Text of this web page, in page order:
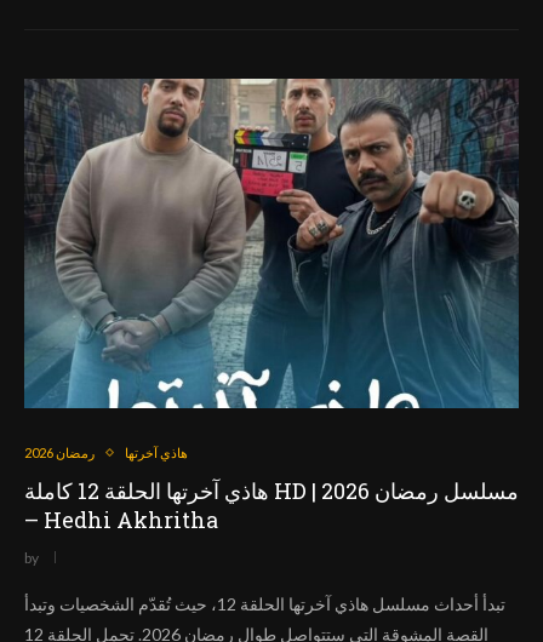
رمضان 2026 هاذي آخرتها
هاذي آخرتها الحلقة 12 كاملة HD | مسلسل رمضان 2026
– Hedhi Akhritha
by
تبدأ أحداث مسلسل هاذي آخرتها الحلقة 12، حيث تُقدّم الشخصيات وتبدأ
القصة المشوقة التي ستتواصل طوال رمضان 2026. تحمل الحلقة 12